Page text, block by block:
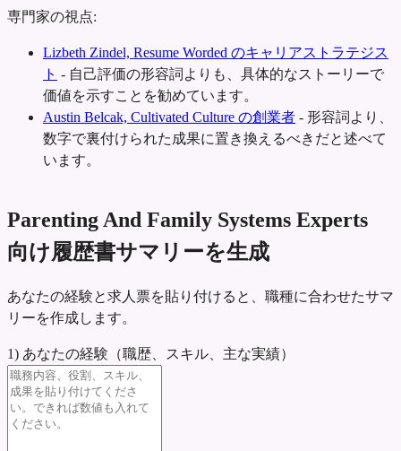
専門家の視点:
Lizbeth Zindel, Resume Worded のキャリアストラテジス
ト - 自己評価の形容詞よりも、具体的なストーリーで
価値を示すことを勧めています。
Austin Belcak, Cultivated Culture の創業者 - 形容詞より、
数字で裏付けられた成果に置き換えるべきだと述べて
います。
Parenting And Family Systems Experts
向け履歴書サマリーを生成
あなたの経験と求人票を貼り付けると、職種に合わせたサマ
リーを作成します。
1) あなたの経験（職歴、スキル、主な実績）